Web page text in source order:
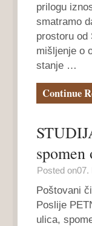
prilogu
smatramo
prostoru od
mišljenje o
stanje …
Continue
Posted
Poštovani
Poslije
ulica,